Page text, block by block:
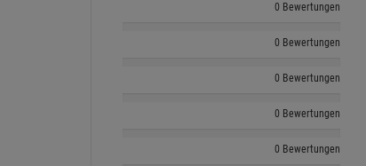
0 Bewertungen
0 Bewertungen
0 Bewertungen
0 Bewertungen
0 Bewertungen